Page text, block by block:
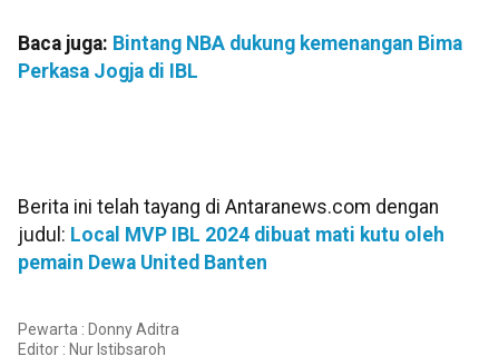
Baca juga: Bintang NBA dukung kemenangan Bima
Perkasa Jogja di IBL
Berita ini telah tayang di Antaranews.com dengan
judul: Local MVP IBL 2024 dibuat mati kutu oleh
pemain Dewa United Banten
Pewarta : Donny Aditra
Editor : Nur Istibsaroh